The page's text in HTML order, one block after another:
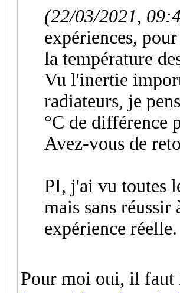
(22/03/2021,
expériences,
la température
Vu l'inertie
radiateurs, je
°C de différence
Avez-vous de
PI, j'ai vu toutes
mais sans réussir
expérience réelle.
Pour moi oui, il